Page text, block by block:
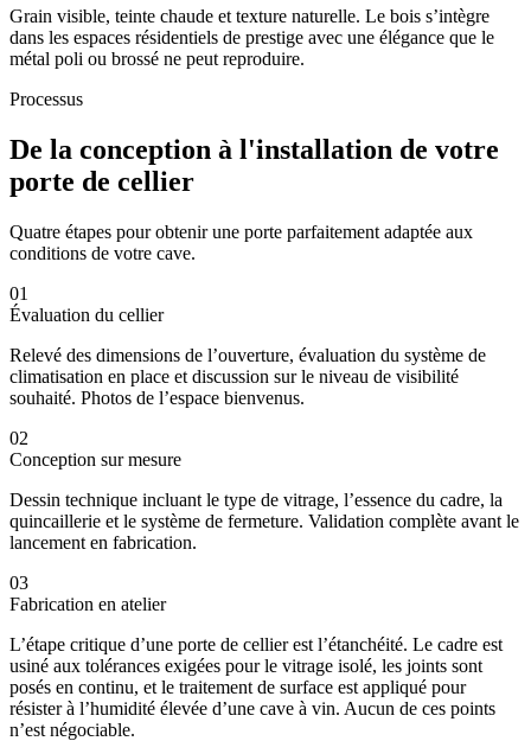
Grain visible, teinte chaude et texture naturelle. Le bois s’intègre
dans les espaces résidentiels de prestige avec une élégance que le
métal poli ou brossé ne peut reproduire.
Processus
De la conception à l'installation de votre
porte de cellier
Quatre étapes pour obtenir une porte parfaitement adaptée aux
conditions de votre cave.
01
Évaluation du cellier
Relevé des dimensions de l’ouverture, évaluation du système de
climatisation en place et discussion sur le niveau de visibilité
souhaité. Photos de l’espace bienvenus.
02
Conception sur mesure
Dessin technique incluant le type de vitrage, l’essence du cadre, la
quincaillerie et le système de fermeture. Validation complète avant le
lancement en fabrication.
03
Fabrication en atelier
L’étape critique d’une porte de cellier est l’étanchéité. Le cadre est
usiné aux tolérances exigées pour le vitrage isolé, les joints sont
posés en continu, et le traitement de surface est appliqué pour
résister à l’humidité élevée d’une cave à vin. Aucun de ces points
n’est négociable.